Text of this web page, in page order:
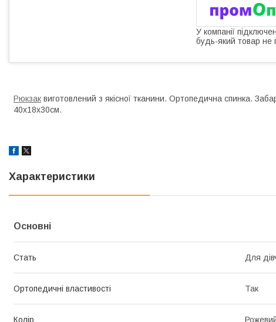
У компанії
будь-який товар не
Рюкзак виготовлений з якісної тканини. Ортопедична спинка.
40х18х30см.
Характеристики
Основні
Стать Для
Ортопедичні властивості Так
Колір